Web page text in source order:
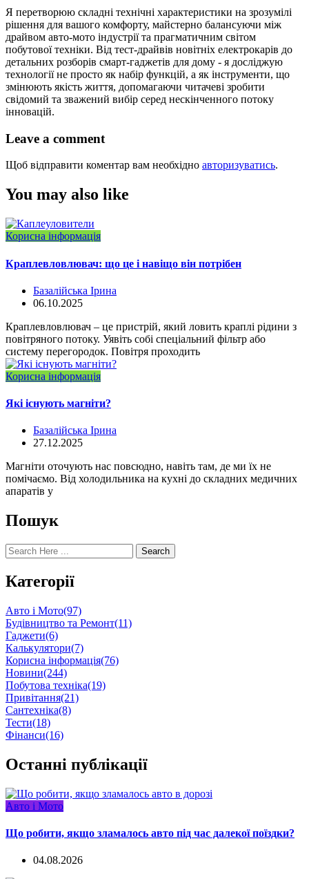
Я перетворюю складні технічні характеристики на зрозумілі
рішення для вашого комфорту, майстерно балансуючи між
драйвом авто-мото індустрії та прагматичним світом
побутової техніки. Від тест-драйвів новітніх електрокарів до
детальних розборів смарт-гаджетів для дому - я досліджую
технології не просто як набір функцій, а як інструменти, що
змінюють якість життя, допомагаючи читачеві зробити
свідомий та зважений вибір серед нескінченного потоку
інновацій.
Leave a comment
Щоб відправити коментар вам необхідно авторизуватись.
You may also like
Корисна інформація
Краплевловлювач: що це і навіщо він потрібен
Базалійська Ірина
06.10.2025
Краплевловлювач – це пристрій, який ловить краплі рідини з
повітряного потоку. Уявіть собі спеціальний фільтр або
систему перегородок. Повітря проходить
Корисна інформація
Які існують магніти?
Базалійська Ірина
27.12.2025
Магніти оточують нас повсюдно, навіть там, де ми їх не
помічаємо. Від холодильника на кухні до складних медичних
апаратів у
Пошук
Search
Категорії
Авто і Мото(97)
Будівництво та Ремонт(11)
Гаджети(6)
Калькулятори(7)
Корисна інформація(76)
Новини(244)
Побутова техніка(19)
Привітання(21)
Сантехніка(8)
Тести(18)
Фінанси(16)
Останні публікації
Авто і Мото
Що робити, якщо зламалось авто під час далекої поїздки?
04.08.2026